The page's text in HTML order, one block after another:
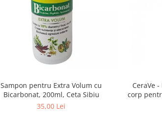
Sampon pentru Extra Volum cu
Bicarbonat, 200ml, Ceta Sibiu
35,00 Lei
CeraVe
corp